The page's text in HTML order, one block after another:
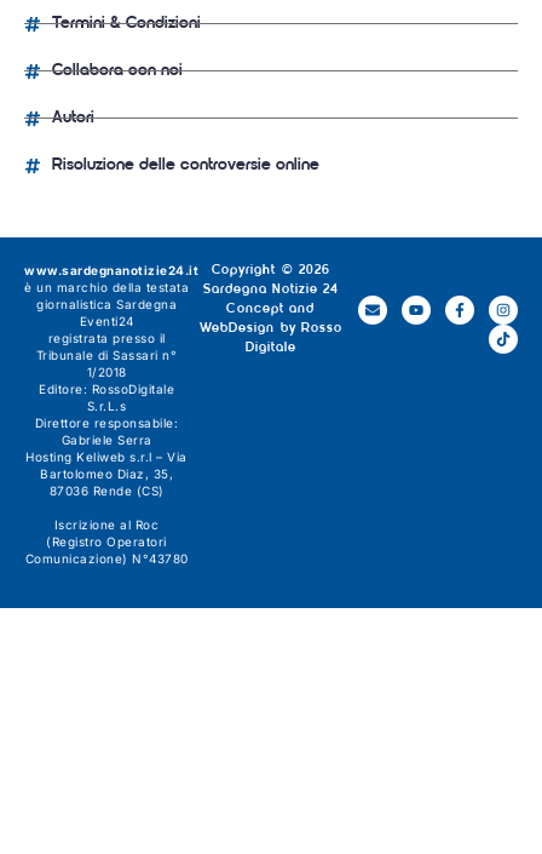
Termini & Condizioni
Collabora con noi
Autori
Risoluzione delle controversie online
Copyright © 2026
Sardegna Notizie 24
Concept and
WebDesign by Rosso
Digitale
www.sardegnanotizie24.it
è un marchio della testata
giornalistica Sardegna
Eventi24
registrata presso il
Tribunale di Sassari n°
1/2018
Editore: RossoDigitale
S.r.L.s
Direttore responsabile:
Gabriele Serra
Hosting Keliweb s.r.l – Via
Bartolomeo Diaz, 35,
87036 Rende (CS)
Iscrizione al Roc
(Registro Operatori
Comunicazione) N°43780